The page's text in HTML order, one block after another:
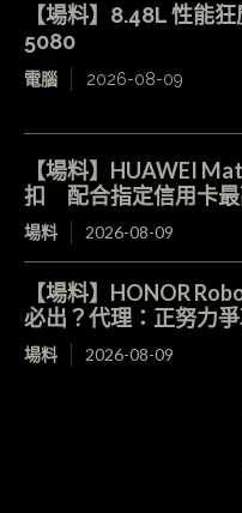
【場料】8.48L 性能
5080
電腦 2026-08-09
【場料】HUAWEI
扣 配合指定信用卡最
場料 2026-08-09
【場料】HONOR
必出？代理：正努力
場料 2026-08-09